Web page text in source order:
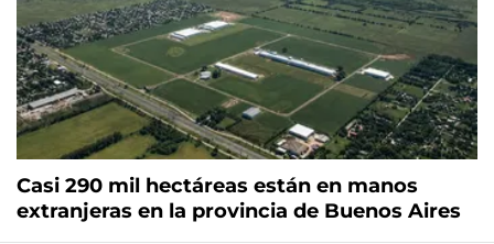
Casi 290 mil hectáreas están en manos
extranjeras en la provincia de Buenos Aires